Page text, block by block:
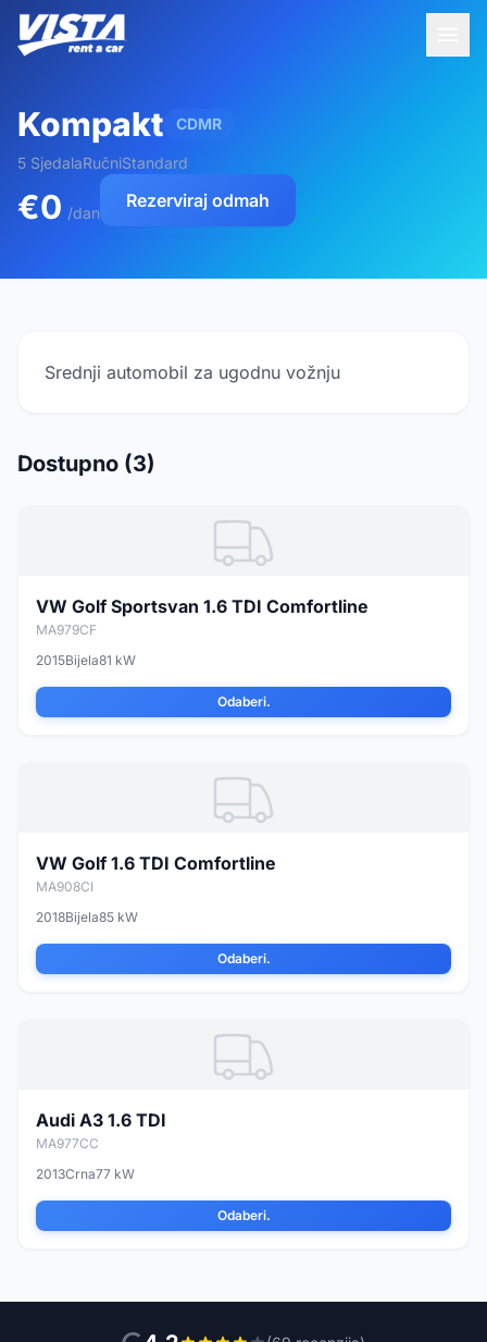
Kompakt CDMR
5 SjedalaRučniStandard
€0 /dan
Rezerviraj odmah
Srednji automobil za ugodnu vožnju
Dostupno (3)
VW Golf Sportsvan 1.6 TDI Comfortline
MA979CF
2015Bijela81 kW
Odaberi.
VW Golf 1.6 TDI Comfortline
MA908CI
2018Bijela85 kW
Odaberi.
Audi A3 1.6 TDI
MA977CC
2013Crna77 kW
Odaberi.